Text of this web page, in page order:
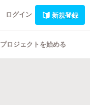
ログイン 新規登録
プロジェクトを始める